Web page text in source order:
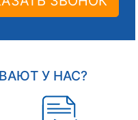
У НАС?